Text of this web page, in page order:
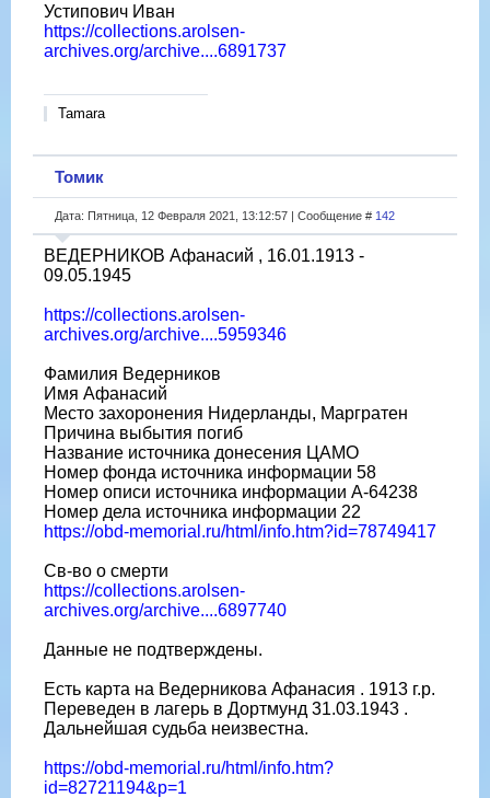
Устипович Иван
https://collections.arolsen-
archives.org/archive....6891737
Tamara
Томик
Дата: Пятница, 12 Февраля 2021, 13:12:57 | Сообщение # 142
ВЕДЕРНИКОВ Афанасий , 16.01.1913 -
09.05.1945
https://collections.arolsen-
archives.org/archive....5959346
Фамилия Ведерников
Имя Афанасий
Место захоронения Нидерланды, Маргратен
Причина выбытия погиб
Название источника донесения ЦАМО
Номер фонда источника информации 58
Номер описи источника информации A-64238
Номер дела источника информации 22
https://obd-memorial.ru/html/info.htm?id=78749417
Св-во о смерти
https://collections.arolsen-
archives.org/archive....6897740
Данные не подтверждены.
Есть карта на Ведерникова Афанасия . 1913 г.р.
Переведен в лагерь в Дортмунд 31.03.1943 .
Дальнейшая судьба неизвестна.
https://obd-memorial.ru/html/info.htm?
id=82721194&p=1